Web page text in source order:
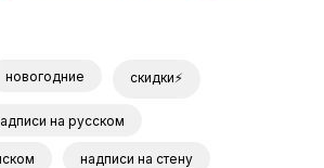
новогодние скидки⚡
на русском
надписи на стену